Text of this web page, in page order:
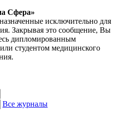
Сфера»
исключительно для
Закрывая это сообщение, Вы
дипломированным
студентом медицинского
Все журналы